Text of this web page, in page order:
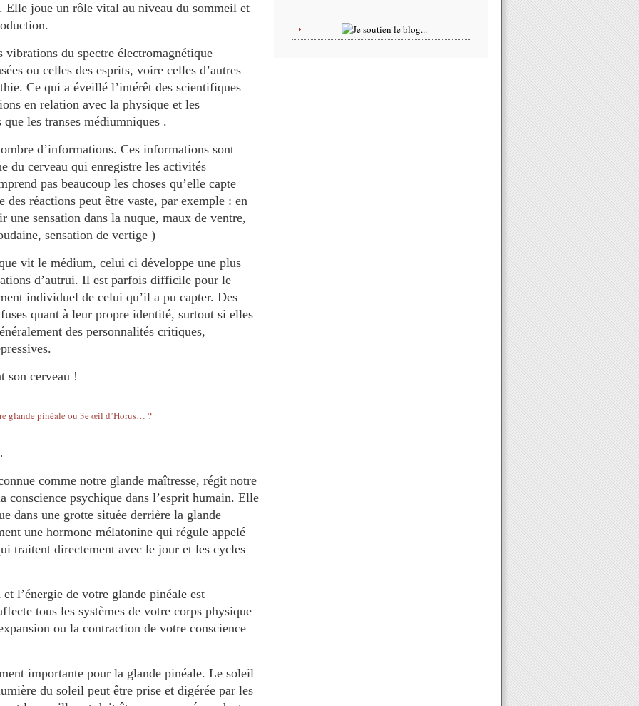
Elle joue un rôle vital au niveau du sommeil et
vibrations du spectre électromagnétique
ou celles des esprits, voire celles d’autres
Ce qui a éveillé l’intérêt des scientifiques
en relation avec la physique et les
les transes médiumniques .
d’informations. Ces informations sont
du cerveau qui enregistre les activités
pas beaucoup les choses qu’elle capte
réactions peut être vaste, par exemple : en
une sensation dans la nuque, maux de ventre,
sensation de vertige )
vit le médium, celui ci développe une plus
d’autrui. Il est parfois difficile pour le
individuel de celui qu’il a pu capter. Des
quant à leur propre identité, surtout si elles
des personnalités critiques,
son cerveau !
comme notre glande maîtresse, régit notre
psychique dans l’esprit humain. Elle
dans une grotte située derrière la glande
une hormone mélatonine qui régule appelé
traitent directement avec le jour et les cycles
l’énergie de votre glande pinéale est
tous les systèmes de votre corps physique
ou la contraction de votre conscience
importante pour la glande pinéale. Le soleil
du soleil peut être prise et digérée par les